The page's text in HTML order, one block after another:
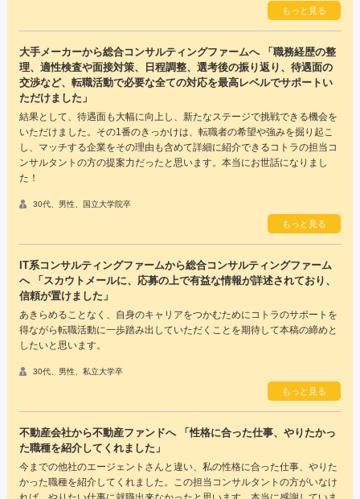
もっと見る
大手メーカーから総合コンサルティングファームへ 「職務経歴の整
理、適性検査や面接対策、日程調整、選考後の振り返り、待遇面の
交渉など、転職活動で必要な全ての対応を最高レベルでサポートい
ただけました」
結果として、待遇面も大幅に向上し、新たなステージで挑戦できる機会を
いただけました。その1番のきっかけは、転職者の希望や強みを掘り起こ
し、マッチする企業をその理由も含めて詳細に紹介できるコトラの担当コ
ンサルタントの方の提案力だったと思います。本当にお世話になりまし
た！
30代、男性、国立大学院卒
もっと見る
IT系コンサルティングファームから総合コンサルティングファーム
へ 「スカウトメールに、応募の上で有益な情報が詳述されており、
信頼が置けました」
あきらめることなく、自身のキャリアをつかむためにコトラのサポートを
得ながら転職活動に一歩踏み出していただくことを期待して本稿の締めと
したいと思います。
30代、男性、私立大学卒
もっと見る
不動産会社から不動産ファンドへ 「性格に合った仕事、やりたかっ
た職種を紹介してくれました」
今までの他社のエージェントさんと違い、私の性格に合った仕事、やりた
かった職種を紹介してくれました。この担当コンサルタントの方がいなけ